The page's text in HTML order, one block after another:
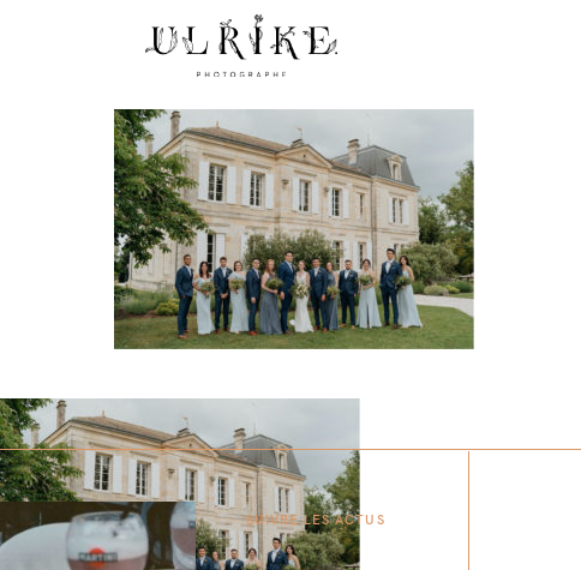
SUIVRE LES ACTUS